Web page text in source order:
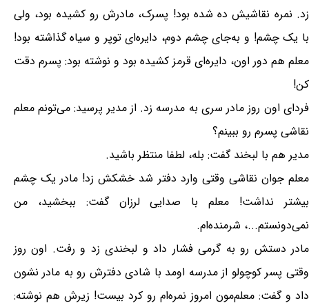
زد. نمره نقاشیش ده شده بود! پسرک، مادرش رو کشیده بود، ولی
با یک چشم! و به‌جای چشم دوم، دایره‌ای توپر و سیاه گذاشته بود!
معلم هم دور اون، دایره‌ای قرمز کشیده بود و نوشته بود: پسرم دقت
کن!
فردای اون روز مادر سری به مدرسه زد. از مدیر پرسید: می‌تونم معلم
نقاشی پسرم رو ببینم؟
مدیر هم با لبخند گفت: بله، لطفا منتظر باشید.
معلم جوان نقاشی وقتی وارد دفتر شد خشکش زد! مادر یک چشم
بیشتر نداشت! معلم با صدایی لرزان گفت: ببخشید، من
نمی‌دونستم...، شرمنده‌ام.
مادر دستش رو به گرمی فشار داد و لبخندی زد و رفت. اون روز
وقتی پسر کوچولو از مدرسه اومد با شادی دفترش رو به مادر نشون
داد و گفت: معلم‌مون امروز نمره‌ام رو کرد بیست! زیرش هم نوشته: